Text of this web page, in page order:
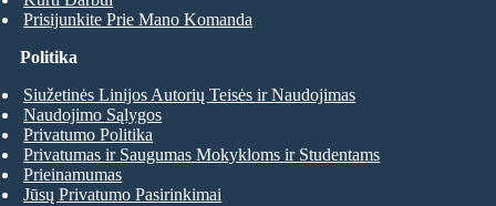
Prisijunkite Prie Mano Komanda
Politika
Siužetinės Linijos Autorių Teisės ir Naudojimas
Naudojimo Sąlygos
Privatumo Politika
Privatumas ir Saugumas Mokykloms ir Studentams
Prieinamumas
Jūsų Privatumo Pasirinkimai